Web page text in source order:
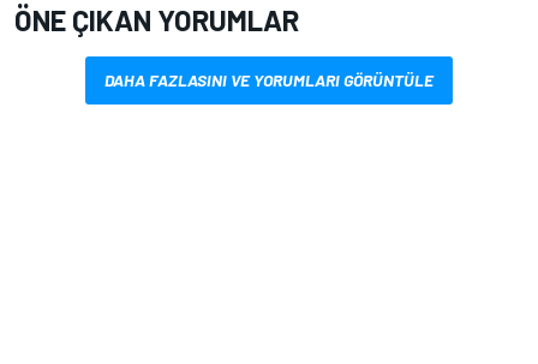
ÖNE ÇIKAN YORUMLAR
DAHA FAZLASINI VE YORUMLARI GÖRÜNTÜLE